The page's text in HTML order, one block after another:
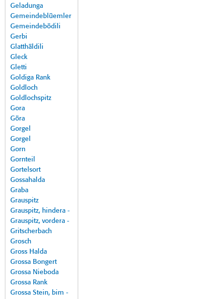
Geladunga
Gemeindeblüemler
Gemeindebödili
Gerbi
Glatthäldili
Gleck
Gletti
Goldiga Rank
Goldloch
Goldlochspitz
Gora
Göra
Gorgel
Gorgel
Gorn
Gornteil
Gortelsort
Gossahalda
Graba
Grauspitz
Grauspitz, hindera -
Grauspitz, vordera -
Gritscherbach
Grosch
Gross Halda
Grossa Bongert
Grossa Nieboda
Grossa Rank
Grossa Stein, bim -